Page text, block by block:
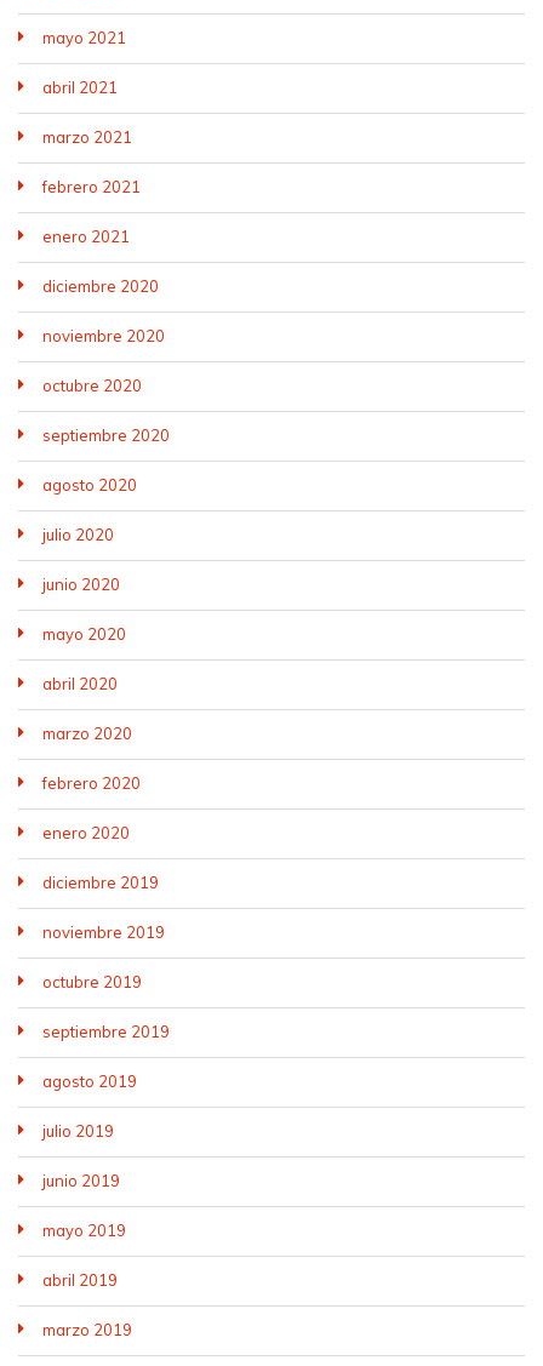
mayo 2021
abril 2021
marzo 2021
febrero 2021
enero 2021
diciembre 2020
noviembre 2020
octubre 2020
septiembre 2020
agosto 2020
julio 2020
junio 2020
mayo 2020
abril 2020
marzo 2020
febrero 2020
enero 2020
diciembre 2019
noviembre 2019
octubre 2019
septiembre 2019
agosto 2019
julio 2019
junio 2019
mayo 2019
abril 2019
marzo 2019